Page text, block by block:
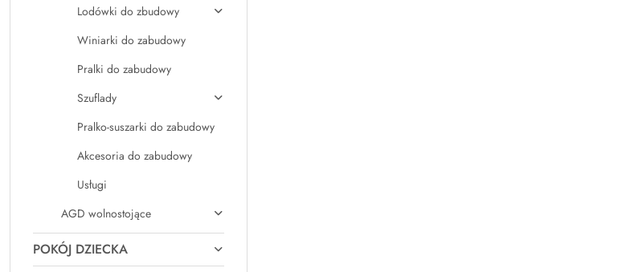
Lodówki do zbudowy
Winiarki do zabudowy
Pralki do zabudowy
Szuflady
Pralko-suszarki do zabudowy
Akcesoria do zabudowy
Usługi
AGD wolnostojące
POKÓJ DZIECKA